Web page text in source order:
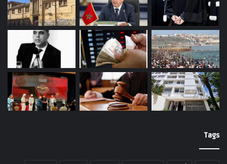
Tags